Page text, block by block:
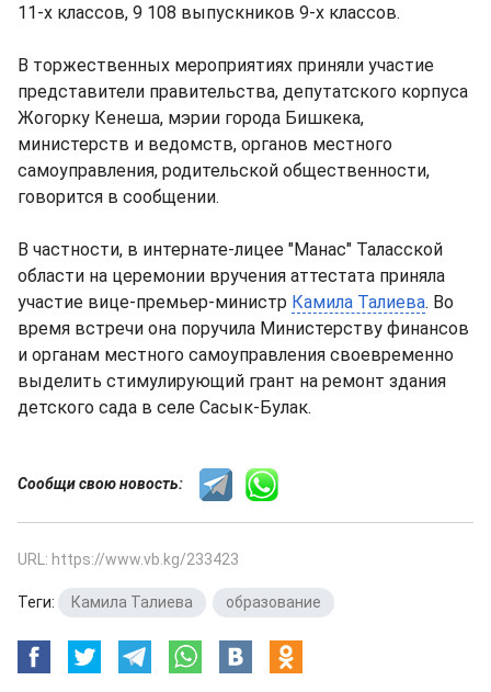
11-х классов, 9 108 выпускников 9-х классов.
В торжественных мероприятиях приняли участие
представители правительства, депутатского корпуса
Жогорку Кенеша, мэрии города Бишкека,
министерств и ведомств, органов местного
самоуправления, родительской общественности,
говорится в сообщении.
В частности, в интернате-лицее "Манас" Таласской
области на церемонии вручения аттестата приняла
участие вице-премьер-министр Камила Талиева. Во
время встречи она поручила Министерству финансов
и органам местного самоуправления своевременно
выделить стимулирующий грант на ремонт здания
детского сада в селе Сасык-Булак.
Сообщи свою новость:
URL: https://www.vb.kg/233423
Теги: Камила Талиева образование